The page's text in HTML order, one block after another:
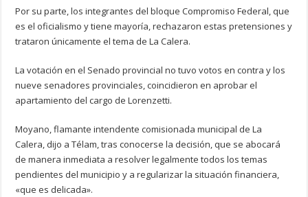
Por su parte, los integrantes del bloque Compromiso Federal, que
es el oficialismo y tiene mayoría, rechazaron estas pretensiones y
trataron únicamente el tema de La Calera.
La votación en el Senado provincial no tuvo votos en contra y los
nueve senadores provinciales, coincidieron en aprobar el
apartamiento del cargo de Lorenzetti.
Moyano, flamante intendente comisionada municipal de La
Calera, dijo a Télam, tras conocerse la decisión, que se abocará
de manera inmediata a resolver legalmente todos los temas
pendientes del municipio y a regularizar la situación financiera,
«que es delicada».